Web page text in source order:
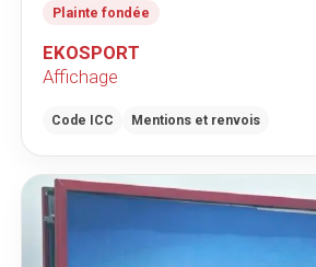
Plainte fondée
EKOSPORT
Affichage
Code ICC Mentions et renvois